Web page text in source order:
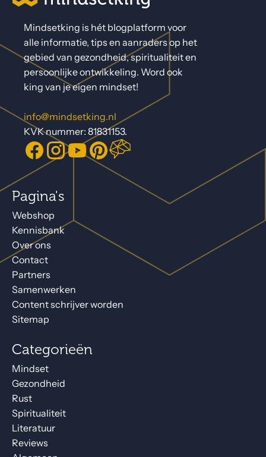
Mindsetking is hét blogplatform voor
alle informatie, tips en aanraders op het
gebied van gezondheid, spiritualiteit en
persoonlijke ontwikkeling. Word ook
king van je eigen mindset!
info@mindsetking.nl
KVK nummer: 81831153.
Pagina's
Webshop
Kennisbank
Over ons
Contact
Partners
Samenwerken
Content schrijver worden
Sitemap
Categorieën
Mindset
Gezondheid
Rust
Spiritualiteit
Literatuur
Reviews